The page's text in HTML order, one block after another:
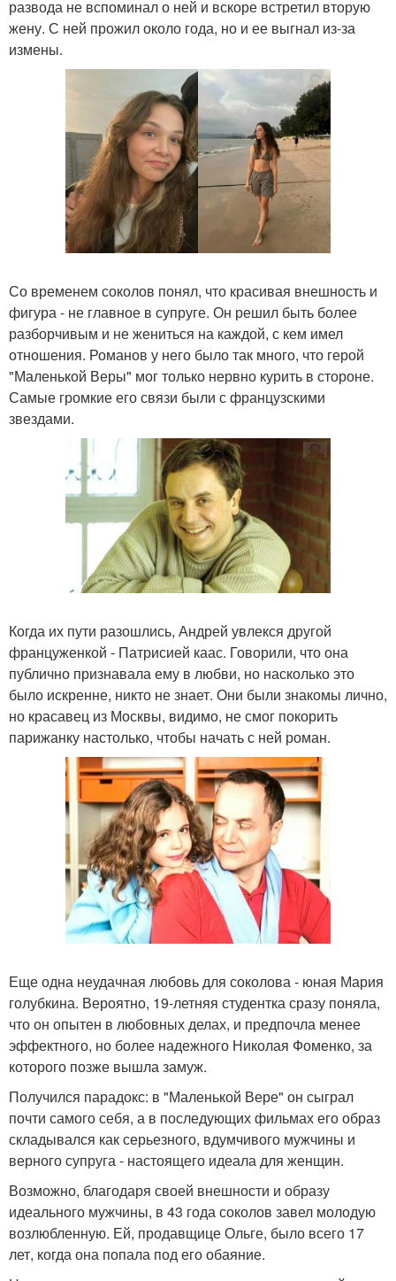
развода не вспоминал о ней и вскоре встретил вторую
жену. С ней прожил около года, но и ее выгнал из-за
измены.
Со временем соколов понял, что красивая внешность и
фигура - не главное в супруге. Он решил быть более
разборчивым и не жениться на каждой, с кем имел
отношения. Романов у него было так много, что герой
"Маленькой Веры" мог только нервно курить в стороне.
Самые громкие его связи были с французскими
звездами.
Когда их пути разошлись, Андрей увлекся другой
француженкой - Патрисией каас. Говорили, что она
публично признавала ему в любви, но насколько это
было искренне, никто не знает. Они были знакомы лично,
но красавец из Москвы, видимо, не смог покорить
парижанку настолько, чтобы начать с ней роман.
Еще одна неудачная любовь для соколова - юная Мария
голубкина. Вероятно, 19-летняя студентка сразу поняла,
что он опытен в любовных делах, и предпочла менее
эффектного, но более надежного Николая Фоменко, за
которого позже вышла замуж.
Получился парадокс: в "Маленькой Вере" он сыграл
почти самого себя, а в последующих фильмах его образ
складывался как серьезного, вдумчивого мужчины и
верного супруга - настоящего идеала для женщин.
Возможно, благодаря своей внешности и образу
идеального мужчины, в 43 года соколов завел молодую
возлюбленную. Ей, продавщице Ольге, было всего 17
лет, когда она попала под его обаяние.